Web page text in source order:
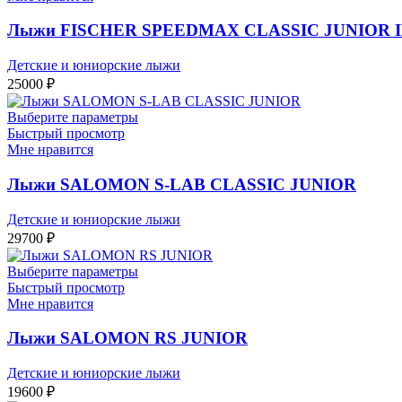
Лыжи FISCHER SPEEDMAX CLASSIC JUNIOR
Детские и юниорские лыжи
25000 ₽
Выберите параметры
Быстрый просмотр
Мне нравится
Лыжи SALOMON S-LAB CLASSIC JUNIOR
Детские и юниорские лыжи
29700 ₽
Выберите параметры
Быстрый просмотр
Мне нравится
Лыжи SALOMON RS JUNIOR
Детские и юниорские лыжи
19600 ₽